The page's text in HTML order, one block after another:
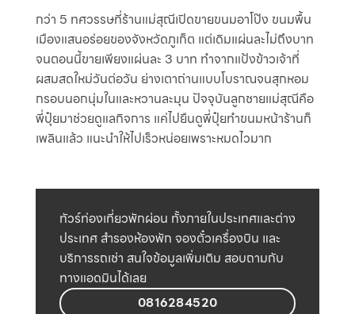
กว่า 5 ทศวรรษที่ร้านแม่สุณีเปิดขายขนมอาโป๊ง ขนมพื้น
เมืองแสนอร่อยของจังหวัดภูเก็ต แต่เดิมแผ่นละไม่ถึงบาท
จนตอนนี้ขายเพียงแผ่นละ 3 บาท ทำจากแป้งข้าวเจ้าที่
ผสมสดใหม่วันต่อวัน ย่างเตาถ่านแบบโบราณจนสุกหอม
กรอบนอกนุ่มในและหวานละมุน ปัจจุบันลูกชายแม่สุณีคือ
พี่ปุ๋ยมาช่วยดูแลกิจการ แค่ไปยืนดูพี่ปุ๋ยทำขนมหน้าร้านก็
เพลินแล้ว แนะนำให้ไปเร็วหน่อยเพราะหมดไวมาก
ทัวร์ท่องเที่ยวพักผ่อน ทั้งภายในประเทศและต่าง
ประเทศ สำรองห้องพัก จองตั๋วเครื่องบิน และ
บริการรถเช่า สนใจข้อมูลเพิ่มเติม สอบถามกับ
ทางแอดมินได้เลย
0816284520